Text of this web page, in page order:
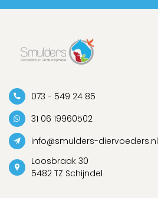
073 - 549 24 85
31 06 19960502
info@smulders-diervoeders.nl
Loosbraak 30
5482 TZ Schijndel